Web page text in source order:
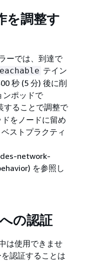
を調整す
ーでは、到達で
テイン
秒 (5 分) 後に削
ンポッドで
することで調整で
をノードに留め
ストプラクティ
network-
を参照し
の認証
は使用できませ
認証することは